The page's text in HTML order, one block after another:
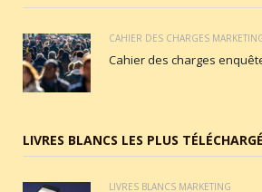
CAHIER DES CHARGES
Cahier des charges
LIVRES BLANCS LES PLUS
LIVRES BLANCS MARKETING